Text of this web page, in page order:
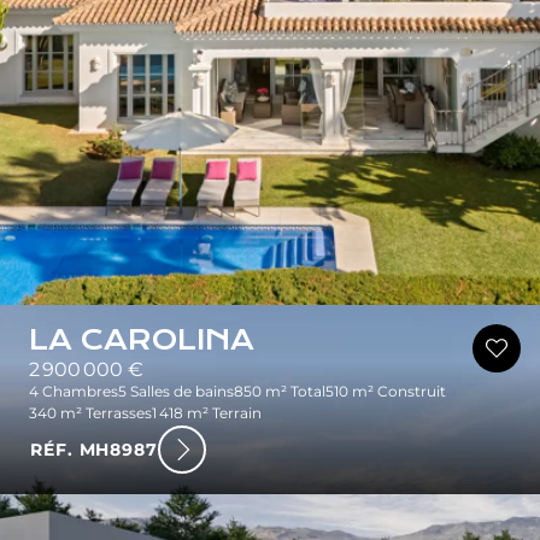
LA CAROLINA
2 900 000 €
4 Chambres5 Salles de bains850 m² Total510 m² Construit
340 m² Terrasses1 418 m² Terrain
RÉF. MH8987